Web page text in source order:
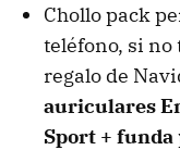
Chollo pack
teléfono, si
regalo de
auriculares
Sport + funda